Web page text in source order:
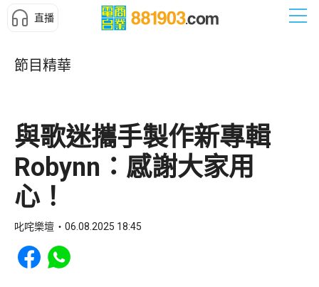
直播
節目精華
與歌迷攜手製作新專輯
Robynn：感謝大家用
心！
叱咤樂壇 06.08.2025 18:45
Share to Facebook
Share to WhatsApp